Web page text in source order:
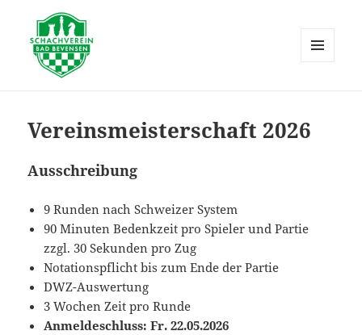
Vereinsmeisterschaft 2026
Ausschreibung
9 Runden nach Schweizer System
90 Minuten Bedenkzeit pro Spieler und Partie
zzgl. 30 Sekunden pro Zug
Notationspflicht bis zum Ende der Partie
DWZ-Auswertung
3 Wochen Zeit pro Runde
Anmeldeschluss: Fr. 22.05.2026